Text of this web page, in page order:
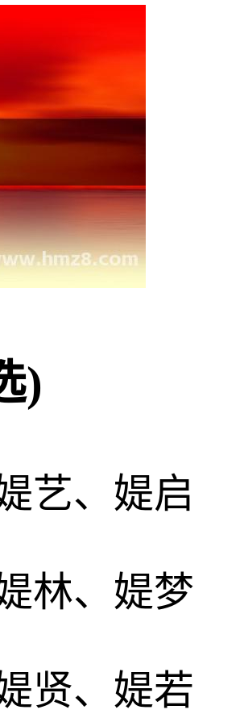
)
艺、媞启
林、媞梦
贤、媞若